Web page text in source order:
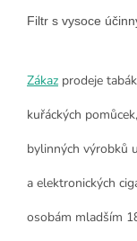
Filtr s vysoce
Zákaz prodeje
kuřáckých pomůcek,
bylinných výrobků
a elektronických
osobám mladším